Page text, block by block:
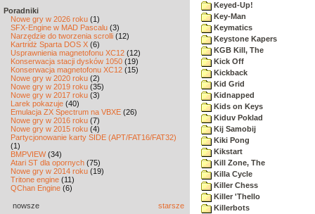
Poradniki
Nowe gry w 2026 roku (1)
SFX-Engine w MAD Pascalu (3)
Narzędzie do tworzenia scrolli (12)
Kartridż Sparta DOS X (6)
Usprawnienia magnetofonu XC12 (12)
Konserwacja stacji dysków 1050 (19)
Konserwacja magnetofonu XC12 (15)
Nowe gry w 2020 roku (2)
Nowe gry w 2019 roku (35)
Nowe gry w 2017 roku (3)
Larek pokazuje (40)
Emulacja ZX Spectrum na VBXE (26)
Nowe gry w 2016 roku (7)
Nowe gry w 2015 roku (4)
Partycjonowanie karty SIDE (APT/FAT16/FAT32)
(1)
BMPVIEW(34)
Atari ST dla opornych (75)
Nowe gry w 2014 roku (19)
Tritone engine (11)
QChan Engine (6)
nowsze starsze
Keyed-Up!
Key-Man
Keymatics
Keystone Kapers
KGB Kill, The
Kick Off
Kickback
Kid Grid
Kidnapped
Kids on Keys
Kiduv Poklad
Kij Samobij
Kiki Pong
Kikstart
Kill Zone, The
Killa Cycle
Killer Chess
Killer 'Thello
Killerbots